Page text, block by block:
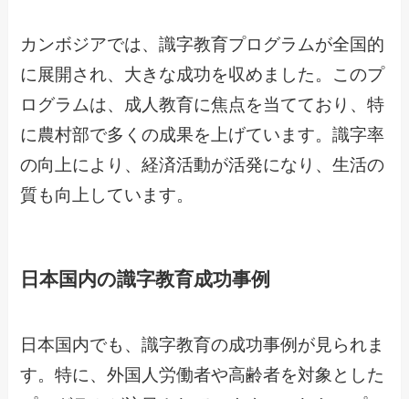
カンボジアでは、識字教育プログラムが全国的
に展開され、大きな成功を収めました。このプ
ログラムは、成人教育に焦点を当てており、特
に農村部で多くの成果を上げています。識字率
の向上により、経済活動が活発になり、生活の
質も向上しています。
日本国内の識字教育成功事例
日本国内でも、識字教育の成功事例が見られま
す。特に、外国人労働者や高齢者を対象とした